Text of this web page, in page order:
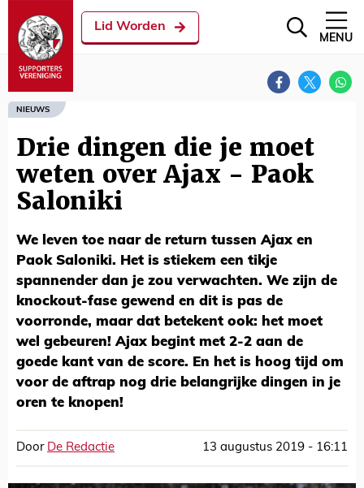
Lid Worden
MENU
NIEUWS
Drie dingen die je moet
weten over Ajax - Paok
Saloniki
We leven toe naar de return tussen Ajax en
Paok Saloniki. Het is stiekem een tikje
spannender dan je zou verwachten. We zijn de
knockout-fase gewend en dit is pas de
voorronde, maar dat betekent ook: het moet
wel gebeuren! Ajax begint met 2-2 aan de
goede kant van de score. En het is hoog tijd om
voor de aftrap nog drie belangrijke dingen in je
oren te knopen!
Door De Redactie 13 augustus 2019 - 16:11